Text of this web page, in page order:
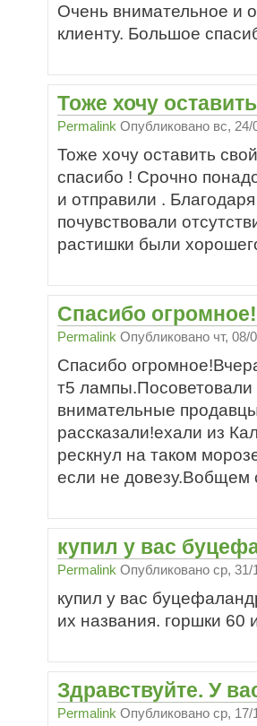
Очень внимательное и
клиенту. Большое
Тоже хочу
Permalink Опубликовано вс, 24/
Тоже хочу оставить
спасибо ! Срочно
и отправили .
почувствовали
растишки были
Спасибо
Permalink Опубликовано чт, 08/
Спасибо
т5 лампы.Посоветовали
внимательные
рассказали!ехали из
рескнул на таком
если не довезу.Вобщем
купил у вас
Permalink Опубликованоср, 31/
купил у вас
их названия. горшки 60
Здравствуйте. У
Permalink Опубликованоср, 17/